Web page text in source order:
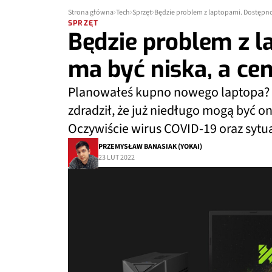
Strona główna Tech Sprzęt Będzie problem z laptopami.
SPRZĘT
Będzie problem z
ma być niska, a
Planowałeś kupno nowego
zdradził, że już niedługo mogą być
Oczywiście wirus COVID-19 oraz
PRZEMYSŁAW BANASIAK (YOKAI)
23 LUT 2022